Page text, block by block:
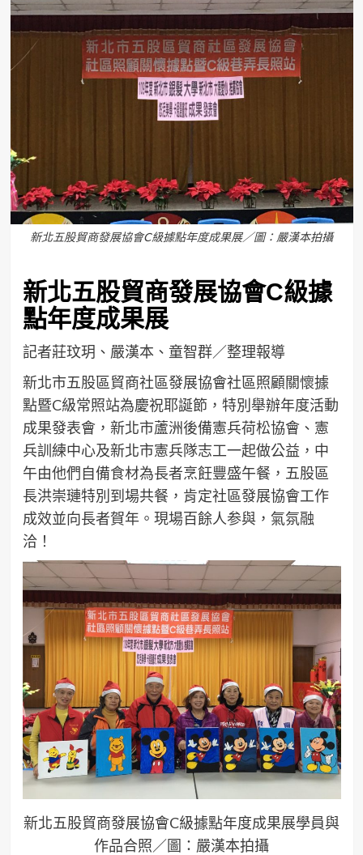
新北五股貿商發展協會C級據點年度成果展／圖：嚴漢本拍攝
新北五股貿商發展協會C級據
點年度成果展
記者莊玟玥、嚴漢本、童智群／整理報導
新北市五股區貿商社區發展協會社區照顧關懷據
點暨C級常照站為慶祝耶誕節，特別舉辦年度活動
成果發表會，新北市蘆洲後備憲兵荷松協會、憲
兵訓練中心及新北市憲兵隊志工一起做公益，中
午由他們自備食材為長者烹飪豐盛午餐，五股區
長洪崇璉特別到場共餐，肯定社區發展協會工作
成效並向長者賀年。現場百餘人参與，氣氛融
洽！
新北五股貿商發展協會C級據點年度成果展學員與
作品合照／圖：嚴漢本拍攝